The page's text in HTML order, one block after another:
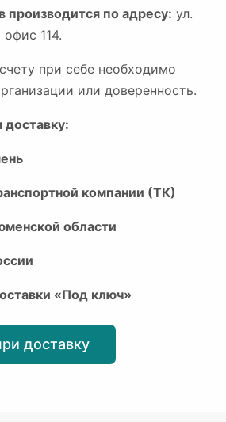
производится по адресу: ул.
114.
при себе необходимо
или доверенность.
компании (ТК)
области
«Под ключ»
доставку